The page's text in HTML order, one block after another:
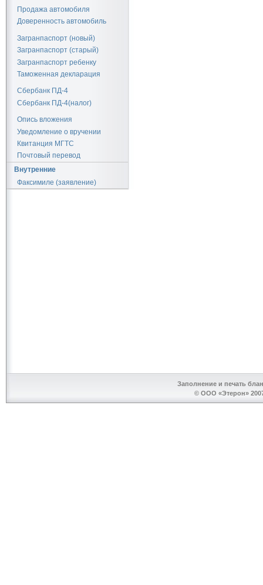
Продажа автомобиля
Доверенность автомобиль
Загранпаспорт (новый)
Загранпаспорт (старый)
Загранпаспорт ребенку
Таможенная декларация
Сбербанк ПД-4
Сбербанк ПД-4(налог)
Опись вложения
Уведомление о вручении
Квитанция МГТС
Почтовый перевод
Внутренние
Факсимиле (заявление)
Заполнение и печать
© ООО «Этерон»